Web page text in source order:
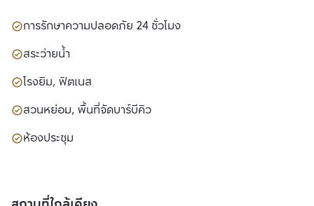
การรักษาความปลอดภัย 24 ชั่วโมง
สระว่ายน้ำ
โรงยิม, ฟิตเนส
สวนหย่อม, พื้นที่จัดบาร์บีคิว
ห้องประชุม